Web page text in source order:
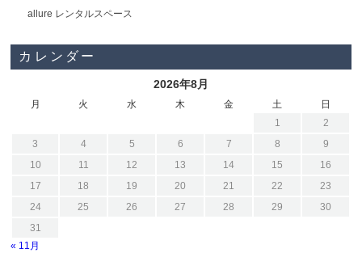
allure レンタルスペース
カレンダー
2026年8月
月 火 水 木 金 土
日
1
2
3
4 5 6 7 8
9
10
11 12 13 14 15
16
17
18 19 20 21 22
23
24
25 26 27 28 29
30
31
« 11月